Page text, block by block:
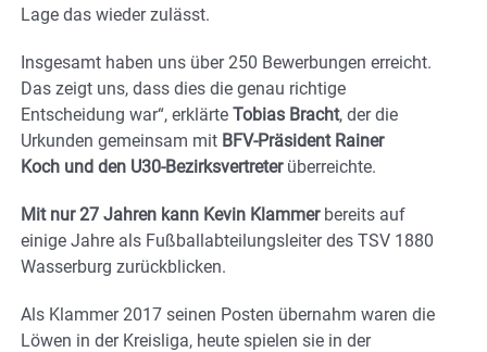
Lage das wieder zulässt.
Insgesamt haben uns über 250 Bewerbungen erreicht.
Das zeigt uns, dass dies die genau richtige
Entscheidung war“, erklärte Tobias Bracht, der die
Urkunden gemeinsam mit BFV-Präsident Rainer
Koch und den U30-Bezirksvertreterüberreichte.
Mit nur 27 Jahren kann Kevin Klammerbereits auf
einige Jahre als Fußballabteilungsleiter des TSV 1880
Wasserburg zurückblicken.
Als Klammer 2017 seinen Posten übernahm waren die
Löwen in der Kreisliga, heute spielen sie in der